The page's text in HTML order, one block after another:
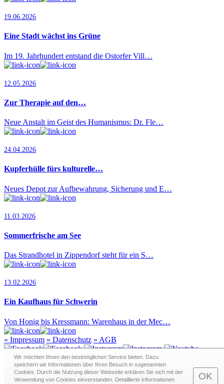
19.06.2026
Eine Stadt wächst ins Grüne
Im 19. Jahrhundert entstand die Ostorfer Vill…
12.05.2026
Zur Therapie auf den…
Neue Anstalt im Geist des Humanismus: Dr. Fle…
24.04.2026
Kupferhülle fürs kulturelle…
Neues Depot zur Aufbewahrung, Sicherung und E…
11.03.2026
Sommerfrische am See
Das Strandhotel in Zippendorf steht für ein S…
13.02.2026
Ein Kaufhaus für Schwerin
Von Honig bis Kressmann: Warenhaus in der Mec…
» Impressum » Datenschutz » AGB
Redaktion · Graf-Schack-Alle 8 · 19053 Schwerin
Wir möchten Ihnen den bestmöglichen Service bieten. Dazu
speichern wir Informationen über Ihren Besuch in sogenann­ten
Cookies. Durch die Nutzung dieser Webseite erklären Sie sich mit der
Verwendung von Cookies einverstanden. Detaillierte Informationen
OK